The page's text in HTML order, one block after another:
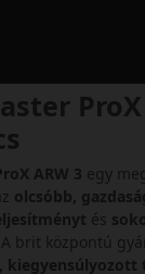
ARW 3 egy
olcsóbb,
és
. A brit központú
kiegyensúlyozott